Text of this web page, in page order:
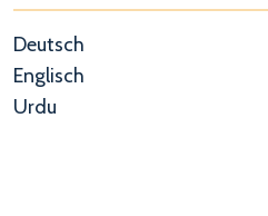
Deutsch
Englisch
Urdu